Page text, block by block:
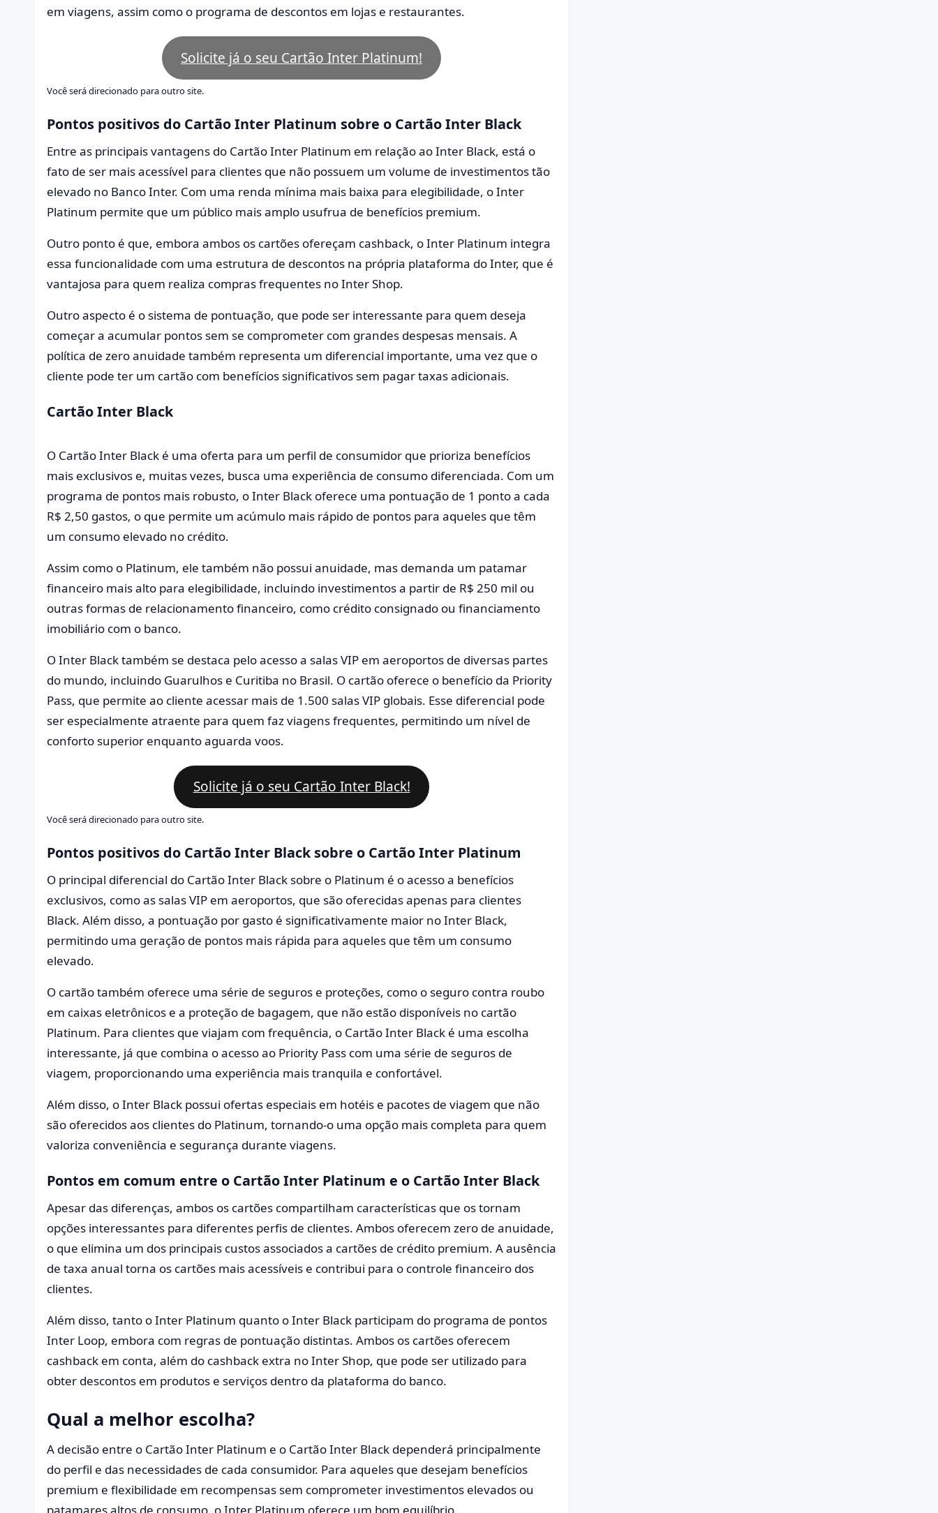
em viagens, assim como o programa de descontos em lojas e restaurantes.
Solicite já o seu Cartão Inter Platinum!
Você será direcionado para outro site.
Pontos positivos do Cartão Inter Platinum sobre o Cartão Inter Black
Entre as principais vantagens do Cartão Inter Platinum em relação ao Inter Black, está o
fato de ser mais acessível para clientes que não possuem um volume de investimentos tão
elevado no Banco Inter. Com uma renda mínima mais baixa para elegibilidade, o Inter
Platinum permite que um público mais amplo usufrua de benefícios premium.
Outro ponto é que, embora ambos os cartões ofereçam cashback, o Inter Platinum integra
essa funcionalidade com uma estrutura de descontos na própria plataforma do Inter, que é
vantajosa para quem realiza compras frequentes no Inter Shop.
Outro aspecto é o sistema de pontuação, que pode ser interessante para quem deseja
começar a acumular pontos sem se comprometer com grandes despesas mensais. A
política de zero anuidade também representa um diferencial importante, uma vez que o
cliente pode ter um cartão com benefícios significativos sem pagar taxas adicionais.
Cartão Inter Black
O Cartão Inter Black é uma oferta para um perfil de consumidor que prioriza benefícios
mais exclusivos e, muitas vezes, busca uma experiência de consumo diferenciada. Com um
programa de pontos mais robusto, o Inter Black oferece uma pontuação de 1 ponto a cada
R$ 2,50 gastos, o que permite um acúmulo mais rápido de pontos para aqueles que têm
um consumo elevado no crédito.
Assim como o Platinum, ele também não possui anuidade, mas demanda um patamar
financeiro mais alto para elegibilidade, incluindo investimentos a partir de R$ 250 mil ou
outras formas de relacionamento financeiro, como crédito consignado ou financiamento
imobiliário com o banco.
O Inter Black também se destaca pelo acesso a salas VIP em aeroportos de diversas partes
do mundo, incluindo Guarulhos e Curitiba no Brasil. O cartão oferece o benefício da Priority
Pass, que permite ao cliente acessar mais de 1.500 salas VIP globais. Esse diferencial pode
ser especialmente atraente para quem faz viagens frequentes, permitindo um nível de
conforto superior enquanto aguarda voos.
Solicite já o seu Cartão Inter Black!
Você será direcionado para outro site.
Pontos positivos do Cartão Inter Black sobre o Cartão Inter Platinum
O principal diferencial do Cartão Inter Black sobre o Platinum é o acesso a benefícios
exclusivos, como as salas VIP em aeroportos, que são oferecidas apenas para clientes
Black. Além disso, a pontuação por gasto é significativamente maior no Inter Black,
permitindo uma geração de pontos mais rápida para aqueles que têm um consumo
elevado.
O cartão também oferece uma série de seguros e proteções, como o seguro contra roubo
em caixas eletrônicos e a proteção de bagagem, que não estão disponíveis no cartão
Platinum. Para clientes que viajam com frequência, o Cartão Inter Black é uma escolha
interessante, já que combina o acesso ao Priority Pass com uma série de seguros de
viagem, proporcionando uma experiência mais tranquila e confortável.
Além disso, o Inter Black possui ofertas especiais em hotéis e pacotes de viagem que não
são oferecidos aos clientes do Platinum, tornando-o uma opção mais completa para quem
valoriza conveniência e segurança durante viagens.
Pontos em comum entre o Cartão Inter Platinum e o Cartão Inter Black
Apesar das diferenças, ambos os cartões compartilham características que os tornam
opções interessantes para diferentes perfis de clientes. Ambos oferecem zero de anuidade,
o que elimina um dos principais custos associados a cartões de crédito premium. A ausência
de taxa anual torna os cartões mais acessíveis e contribui para o controle financeiro dos
clientes.
Além disso, tanto o Inter Platinum quanto o Inter Black participam do programa de pontos
Inter Loop, embora com regras de pontuação distintas. Ambos os cartões oferecem
cashback em conta, além do cashback extra no Inter Shop, que pode ser utilizado para
obter descontos em produtos e serviços dentro da plataforma do banco.
Qual a melhor escolha?
A decisão entre o Cartão Inter Platinum e o Cartão Inter Black dependerá principalmente
do perfil e das necessidades de cada consumidor. Para aqueles que desejam benefícios
premium e flexibilidade em recompensas sem comprometer investimentos elevados ou